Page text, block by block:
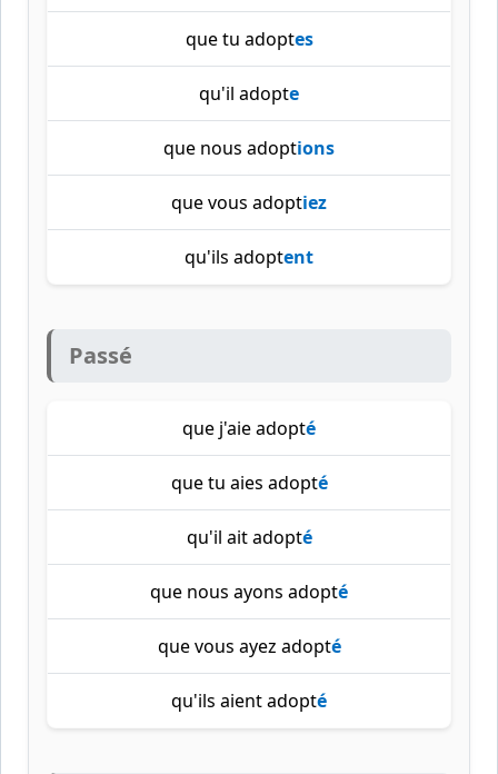
que tu adoptes
qu'il adopte
que nous adoptions
que vous adoptiez
qu'ils adoptent
Passé
que j'aie adopté
que tu aies adopté
qu'il ait adopté
que nous ayons adopté
que vous ayez adopté
qu'ils aient adopté